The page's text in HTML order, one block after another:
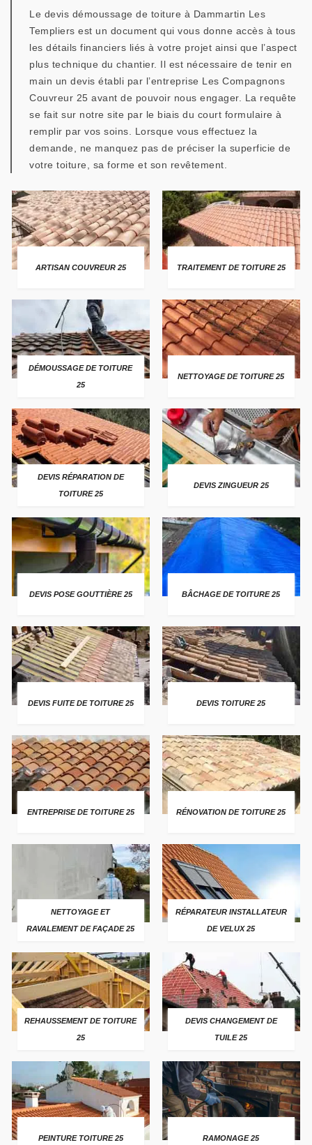
Le devis démoussage de toiture à Dammartin Les
Templiers est un document qui vous donne accès à tous
les détails financiers liés à votre projet ainsi que l’aspect
plus technique du chantier. Il est nécessaire de tenir en
main un devis établi par l’entreprise Les Compagnons
Couvreur 25 avant de pouvoir nous engager. La requête
se fait sur notre site par le biais du court formulaire à
remplir par vos soins. Lorsque vous effectuez la
demande, ne manquez pas de préciser la superficie de
votre toiture, sa forme et son revêtement.
ARTISAN COUVREUR 25 TRAITEMENT DE TOITURE 25
DÉMOUSSAGE DE TOITURE
25
NETTOYAGE DE TOITURE 25
DEVIS RÉPARATION DE
TOITURE 25
DEVIS ZINGUEUR 25
DEVIS POSE GOUTTIÈRE 25 BÂCHAGE DE TOITURE 25
DEVIS FUITE DE TOITURE 25 DEVIS TOITURE 25
ENTREPRISE DE TOITURE 25 RÉNOVATION DE TOITURE 25
NETTOYAGE ET
RAVALEMENT DE FAÇADE 25
RÉPARATEUR INSTALLATEUR
DE VELUX 25
REHAUSSEMENT DE TOITURE
25
DEVIS CHANGEMENT DE
TUILE 25
PEINTURE TOITURE 25 RAMONAGE 25